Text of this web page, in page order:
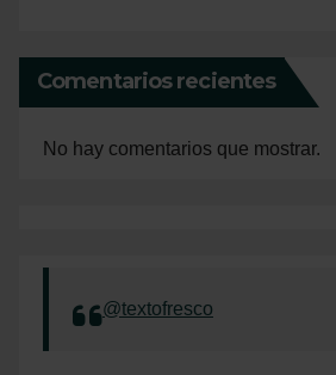
Comentarios recientes
No hay comentarios que mostrar.
@textofresco